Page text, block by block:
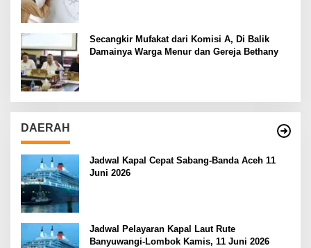
Secangkir Mufakat dari Komisi A, Di Balik
Damainya Warga Menur dan Gereja Bethany
DAERAH
Jadwal Kapal Cepat Sabang-Banda Aceh 11
Juni 2026
Jadwal Pelayaran Kapal Laut Rute
Banyuwangi-Lombok Kamis, 11 Juni 2026